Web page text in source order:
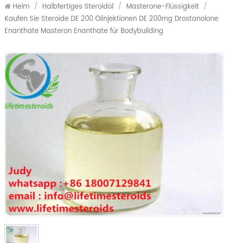
Heim / Halbfertiges Steroidöl / Masterone-Flüssigkeit /
Kaufen Sie Steroide DE 200 Ölinjektionen DE 200mg Drostanolone
Enanthate Masteron Enanthate für Bodybuilding